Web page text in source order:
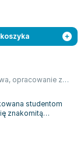
, opracowanie zbiorowe
studentom
znakomitą
oraz a...